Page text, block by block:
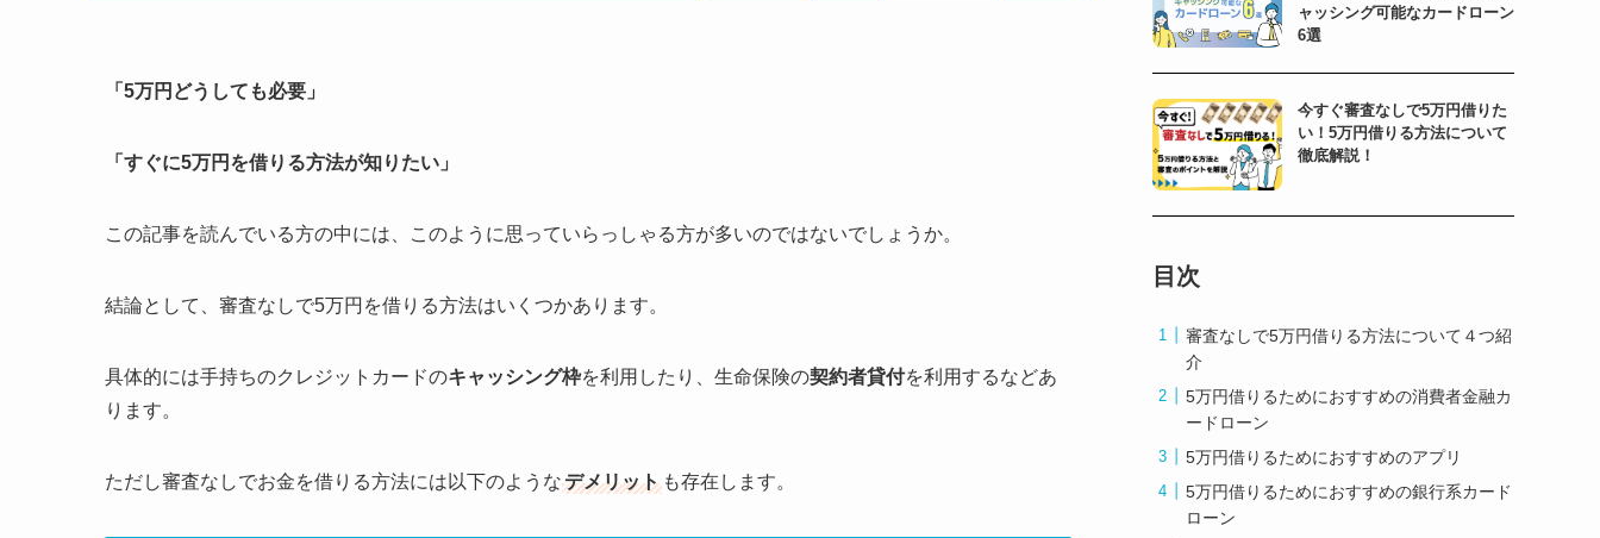
「5万円どうしても必要」
「すぐに5万円を借りる方法が知りたい」
この記事を読んでいる方の中には、このように思っていらっしゃる方が多いのではないでしょうか。
結論として、審査なしで5万円を借りる方法はいくつかあります。
具体的には手持ちのクレジットカードのキャッシング枠を利用したり、生命保険の契約者貸付を利用するなどあ
ります。
ただし審査なしでお金を借りる方法には以下のようなデメリット も存在します。
ャッシング可能なカードローン
6選
今すぐ審査なしで5万円借りた
い！5万円借りる方法について
徹底解説！
目次
審査なしで5万円借りる方法について４つ紹
介
5万円借りるためにおすすめの消費者金融カ
ードローン
5万円借りるためにおすすめのアプリ
5万円借りるためにおすすめの銀行系カード
ローン